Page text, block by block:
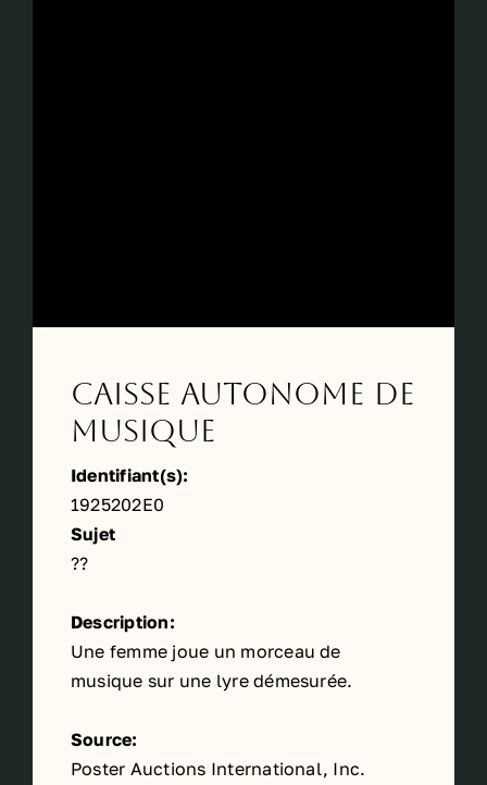
Caisse Autonome de
Musique
Identifiant(s):
1925202E0
Sujet
??
Description:
Une femme joue un morceau de
musique sur une lyre démesurée.
Source:
Poster Auctions International, Inc.